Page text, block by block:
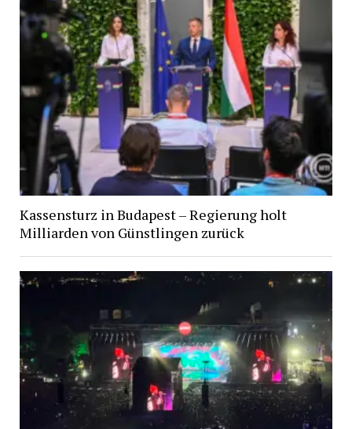
Kassensturz in Budapest – Regierung holt
Milliarden von Günstlingen zurück